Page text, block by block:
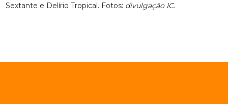
Sextante e Delírio Tropical. Fotos: divulgação IC.